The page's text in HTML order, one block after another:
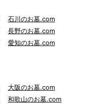
石川のお墓.com
長野のお墓.com
愛知のお墓.com
大阪のお墓.com
和歌山のお墓.com